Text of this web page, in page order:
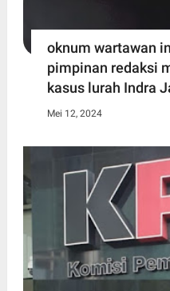
oknum wartawan
pimpinan redaksi
kasus lurah Indra
Mei 12, 2024